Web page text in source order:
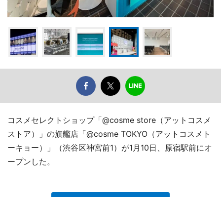
コスメセレクトショップ「@cosme store（アットコスメ
ストア）」の旗艦店「@cosme TOKYO（アットコスメト
ーキョー）」（渋谷区神宮前1）が1月10日、原宿駅前にオ
ープンした。